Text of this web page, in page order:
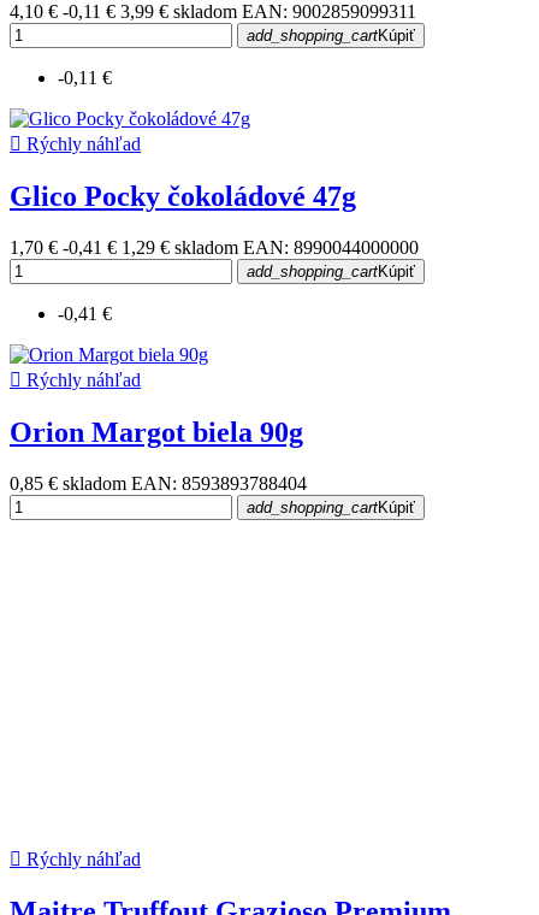
4,10 € -0,11 € 3,99 € skladom EAN: 9002859099311
add_shopping_cartKúpiť
-0,11 €
 Rýchly náhľad
Glico Pocky čokoládové 47g
1,70 € -0,41 € 1,29 € skladom EAN: 8990044000000
add_shopping_cartKúpiť
-0,41 €
 Rýchly náhľad
Orion Margot biela 90g
0,85 € skladom EAN: 8593893788404
add_shopping_cartKúpiť
 Rýchly náhľad